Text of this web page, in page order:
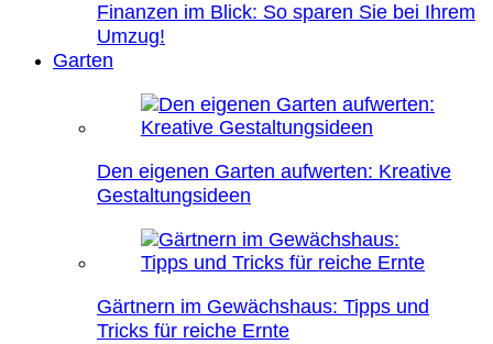
Finanzen im Blick: So sparen Sie bei Ihrem
Umzug!
Garten
Den eigenen Garten aufwerten: Kreative
Gestaltungsideen
Gärtnern im Gewächshaus: Tipps und
Tricks für reiche Ernte